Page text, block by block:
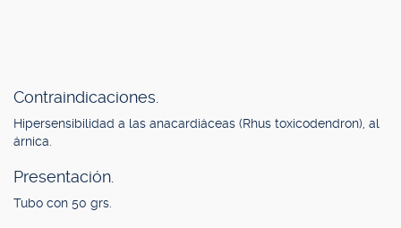
Contraindicaciones.
Hipersensibilidad a las anacardiáceas (Rhus toxicodendron), al
árnica.
Presentación.
Tubo con 50 grs.